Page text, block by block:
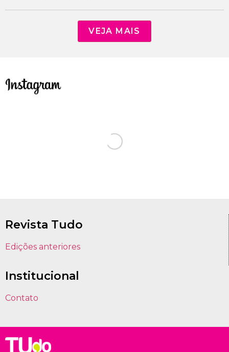
VEJA MAIS
Revista Tudo
Edições anteriores
Institucional
Contato